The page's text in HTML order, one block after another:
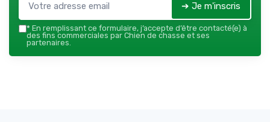
➔ Je m'inscris
* En remplissant ce formulaire, j’accepte d’être contacté(e) à
des fins commerciales par Chien de chasse et ses
partenaires.